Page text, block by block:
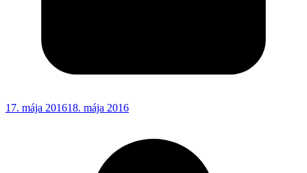
17. mája 201618. mája 2016